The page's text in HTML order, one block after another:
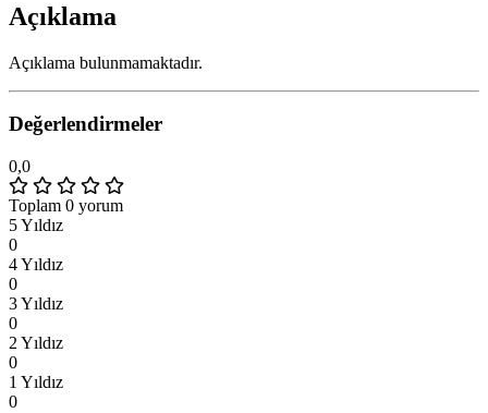
Açıklama
Açıklama bulunmamaktadır.
Değerlendirmeler
0,0
Toplam 0 yorum
5 Yıldız
0
4 Yıldız
0
3 Yıldız
0
2 Yıldız
0
1 Yıldız
0